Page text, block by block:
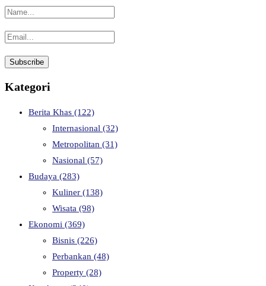
Kategori
Berita Khas (122)
Internasional (32)
Metropolitan (31)
Nasional (57)
Budaya (283)
Kuliner (138)
Wisata (98)
Ekonomi (369)
Bisnis (226)
Perbankan (48)
Property (28)